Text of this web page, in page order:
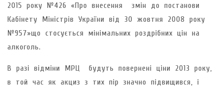
2015 року №426 «Про внесення змін до постанови
Кабінету Міністрів України від 30 жовтня 2008 року
№957»що стосується мінімальних роздрібних цін на
алкоголь.
В разі відміни МРЦ будуть повернені ціни 2013 року,
в той час як акциз з тих пір значно підвищився, і